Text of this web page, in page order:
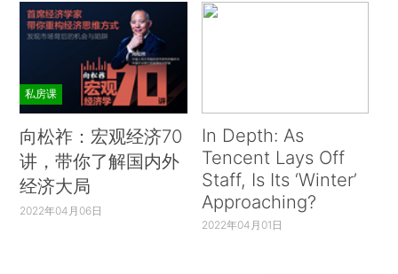
私房课
向松祚：宏观经济70
讲，带你了解国内外
经济大局
2022年04月06日
In Depth: As
Tencent Lays Off
Staff, Is Its ‘Winter’
Approaching?
2022年04月01日